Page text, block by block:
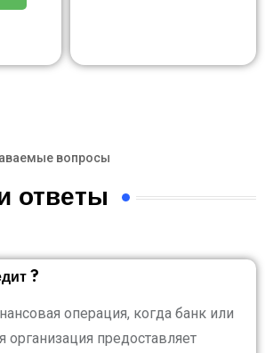
вопросы
ответы
?
операция, когда банк или
организация предоставляет